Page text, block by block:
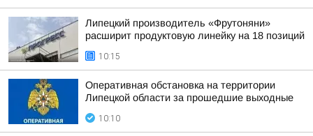
Липецкий производитель «Фрутоняни»
расширит продуктовую линейку на 18 позиций
10:15
Оперативная обстановка на территории
Липецкой области за прошедшие выходные
10:10